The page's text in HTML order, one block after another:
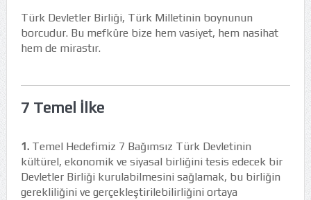
Türk Devletler Birliği, Türk Milletinin boynunun
borcudur. Bu mefkûre bize hem vasiyet, hem nasihat
hem de mirastır.
7 Temel İlke
1.Temel Hedefimiz 7 Bağımsız Türk Devletinin
kültürel, ekonomik ve siyasal birliğini tesis edecek bir
Devletler Birliği kurulabilmesini sağlamak, bu birliğin
gerekliliğini ve gerçekleştirilebilirliğini ortaya